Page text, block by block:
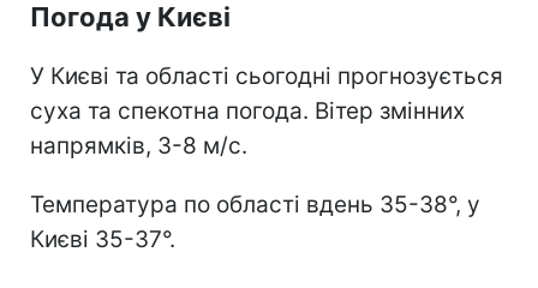
Погода у Києві
У Києві та області сьогодні прогнозується
суха та спекотна погода. Вітер змінних
напрямків, 3-8 м/с.
Температура по області вдень 35-38°, у
Києві 35-37°.